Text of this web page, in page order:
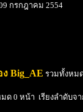
กรกฎาคม 2554
ง Big_AE รวมทั้งหม
ด 0 หน้า เรียงลำดับจา